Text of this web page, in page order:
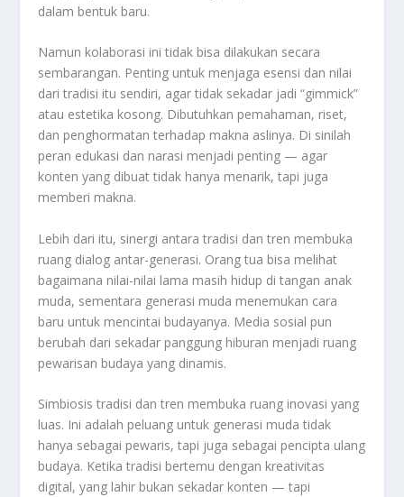
dalam bentuk baru.
Namun kolaborasi ini tidak bisa dilakukan secara
sembarangan. Penting untuk menjaga esensi dan nilai
dari tradisi itu sendiri, agar tidak sekadar jadi “gimmick”
atau estetika kosong. Dibutuhkan pemahaman, riset,
dan penghormatan terhadap makna aslinya. Di sinilah
peran edukasi dan narasi menjadi penting — agar
konten yang dibuat tidak hanya menarik, tapi juga
memberi makna.
Lebih dari itu, sinergi antara tradisi dan tren membuka
ruang dialog antar-generasi. Orang tua bisa melihat
bagaimana nilai-nilai lama masih hidup di tangan anak
muda, sementara generasi muda menemukan cara
baru untuk mencintai budayanya. Media sosial pun
berubah dari sekadar panggung hiburan menjadi ruang
pewarisan budaya yang dinamis.
Simbiosis tradisi dan tren membuka ruang inovasi yang
luas. Ini adalah peluang untuk generasi muda tidak
hanya sebagai pewaris, tapi juga sebagai pencipta ulang
budaya. Ketika tradisi bertemu dengan kreativitas
digital, yang lahir bukan sekadar konten — tapi